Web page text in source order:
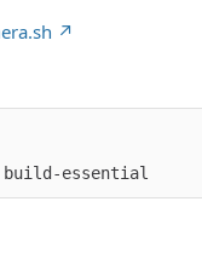
essential